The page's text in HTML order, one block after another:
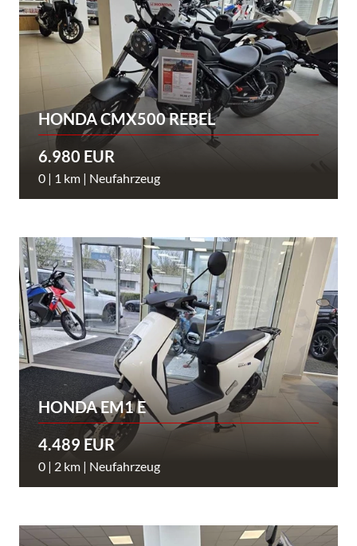
HONDA CMX500 REBEL
6.980 EUR
0 | 1 km | Neufahrzeug
HONDA EM1 E
4.489 EUR
0 | 2 km | Neufahrzeug